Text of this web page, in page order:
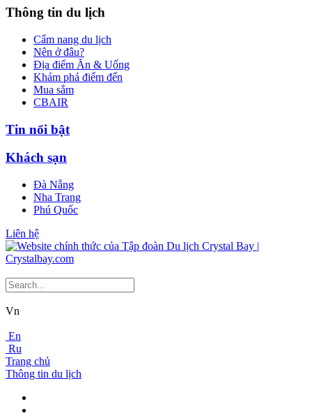
Thông tin du lịch
Cẩm nang du lịch
Nên ở đâu?
Địa điểm Ăn & Uống
Khám phá điểm đến
Mua sắm
CBAIR
Tin nổi bật
Khách sạn
Đà Nẵng
Nha Trang
Phú Quốc
Liên hệ
Vn
En
Ru
Trang chủ
Thông tin du lịch